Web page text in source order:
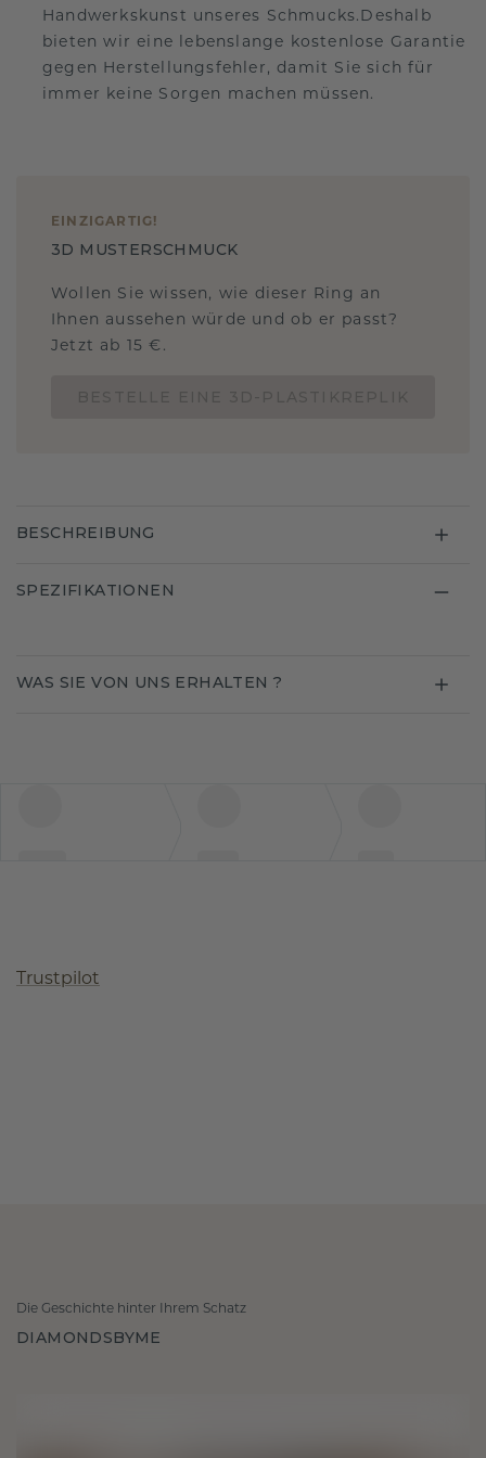
Handwerkskunst unseres Schmucks.Deshalb
bieten wir eine lebenslange kostenlose Garantie
gegen Herstellungsfehler, damit Sie sich für
immer keine Sorgen machen müssen.
EINZIGARTIG !
3D MUSTERSCHMUCK
Wollen Sie wissen, wie dieser Ring an
Ihnen aussehen würde und ob er passt?
Jetzt ab 15 €.
BESCHREIBUNG
SPEZIFIKATIONEN
WAS SIE VON UNS ERHALTEN ?
Trustpilot
Die Geschichte hinter Ihrem Schatz
DIAMONDSBYME